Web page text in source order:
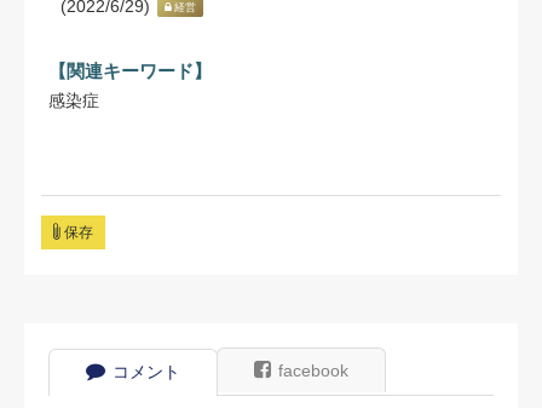
(2022/6/29)
経営
【関連キーワード】
感染症
保存
コメント facebook